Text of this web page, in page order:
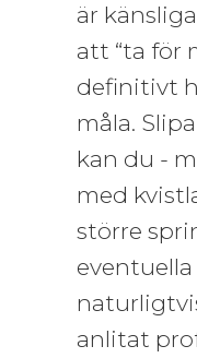
är
att “ta för
definitivt
måla.
kan du -
med
större
eventuella
anlitat